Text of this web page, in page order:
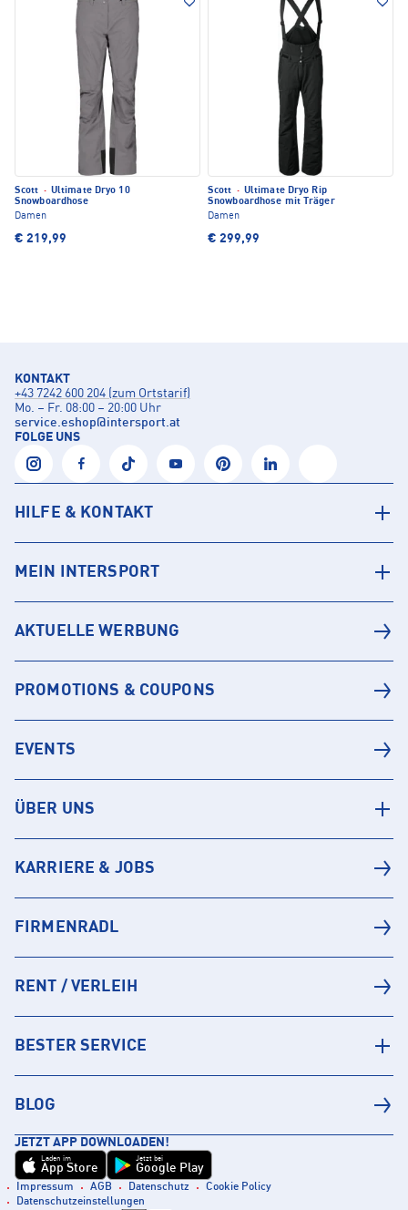
Scott · Ultimate Dryo 10
Snowboardhose
Damen
€ 219,99
Scott · Ultimate Dryo Rip
Snowboardhose mit Träger
Damen
€ 299,99
KONTAKT
+43 7242 600 204 (zum Ortstarif)
Mo. – Fr. 08:00 – 20:00 Uhr
service.eshop@intersport.at
FOLGE UNS
HILFE & KONTAKT
MEIN INTERSPORT
AKTUELLE WERBUNG
PROMOTIONS & COUPONS
EVENTS
ÜBER UNS
KARRIERE & JOBS
FIRMENRADL
RENT / VERLEIH
BESTER SERVICE
BLOG
JETZT APP DOWNLOADEN!
Laden im
App Store
Jetzt bei
Google Play
Impressum AGB Datenschutz
Cookie Policy
Datenschutzeinstellungen